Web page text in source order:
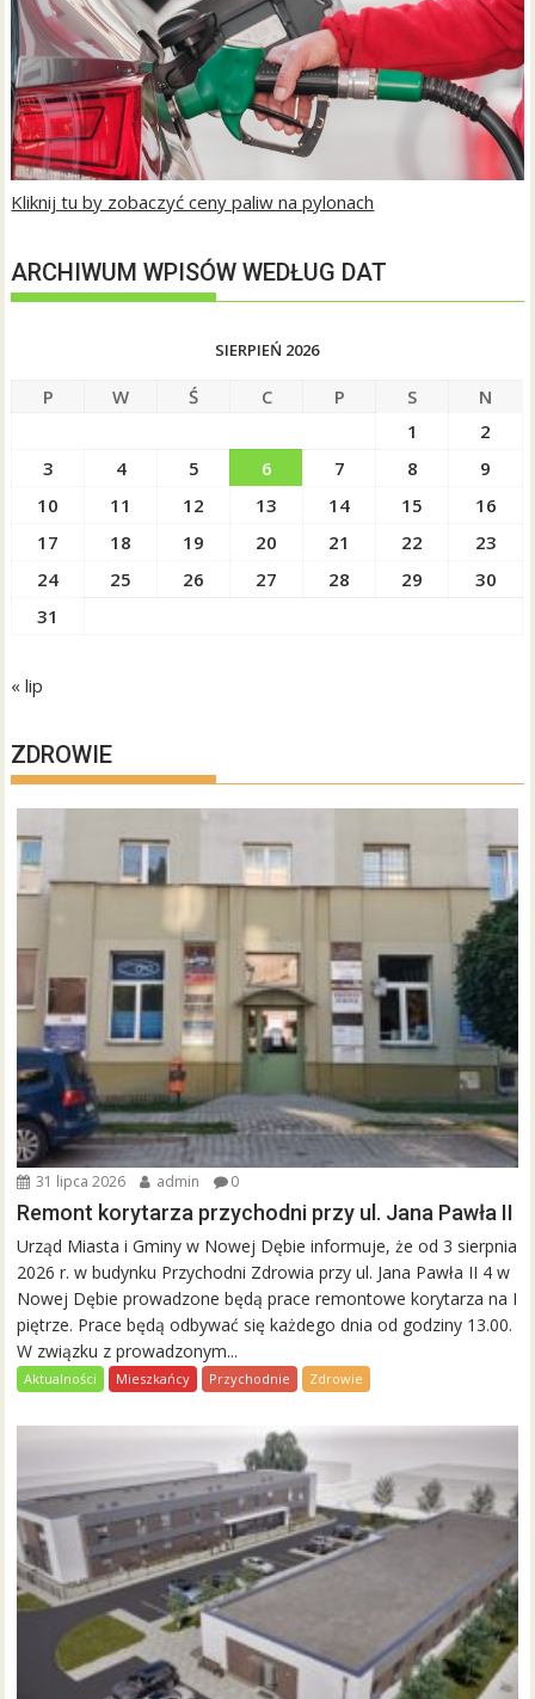
Kliknij tu by zobaczyć ceny paliw na pylonach
ARCHIWUM WPISÓW WEDŁUG DAT
SIERPIEŃ 2026
P W Ś C P S
N
1
2
3
4 5 6 7 8
9
10
11 12 13 14 15
16
17
18 19 20 21 22
23
24
25 26 27 28 29
30
31
« lip
ZDROWIE
31 lipca 2026 admin 0
Remont korytarza przychodni przy ul. Jana Pawła II
Urząd Miasta i Gminy w Nowej Dębie informuje, że od 3 sierpnia
2026 r. w budynku Przychodni Zdrowia przy ul. Jana Pawła II 4 w
Nowej Dębie prowadzone będą prace remontowe korytarza na I
piętrze. Prace będą odbywać się każdego dnia od godziny 13.00.
W związku z prowadzonym...
Aktualności Mieszkańcy Przychodnie Zdrowie